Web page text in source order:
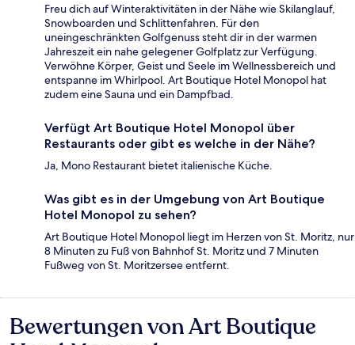
Freu dich auf Winteraktivitäten in der Nähe wie Skilanglauf,
Snowboarden und Schlittenfahren. Für den
uneingeschränkten Golfgenuss steht dir in der warmen
Jahreszeit ein nahe gelegener Golfplatz zur Verfügung.
Verwöhne Körper, Geist und Seele im Wellnessbereich und
entspanne im Whirlpool. Art Boutique Hotel Monopol hat
zudem eine Sauna und ein Dampfbad.
Verfügt Art Boutique Hotel Monopol über
Restaurants oder gibt es welche in der Nähe?
Ja, Mono Restaurant bietet italienische Küche.
Was gibt es in der Umgebung von Art Boutique
Hotel Monopol zu sehen?
Art Boutique Hotel Monopol liegt im Herzen von St. Moritz, nur
8 Minuten zu Fuß von Bahnhof St. Moritz und 7 Minuten
Fußweg von St. Moritzersee entfernt.
Bewertungen
Bewertungen von Art Boutique